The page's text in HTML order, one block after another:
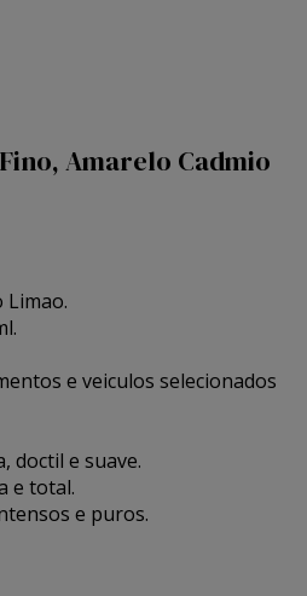
Amarelo Cadmio
Limao.
e veiculos selecionados
doctil e suave.
e total.
e puros.